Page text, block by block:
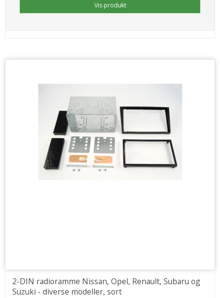
Vis produkt
2-DIN radioramme Nissan, Opel, Renault, Subaru og
Suzuki - diverse modeller, sort